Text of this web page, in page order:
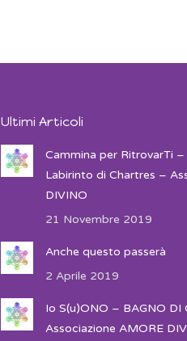
Ultimi Articoli
Cammina per RitrovarTi –
Labirinto di Chartres –
DIVINO
21 Novembre 2019
Anche questo passerà
2 Aprile 2019
Io S(u)ONO – BAGNO DI
Associazione AMORE